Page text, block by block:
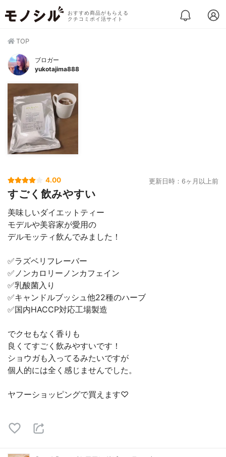
おすすめ商品がもらえる
クチコミポイ活サイト
TOP
ブロガー
yukotajima888
4.00 更新日時：6ヶ月以上前
すごく飲みやすい
美味しいダイエットティー
モデルや美容家が愛用の
デルモッティ飲んでみました！
✅ラズベリフレーバー
✅ノンカロリーノンカフェイン
✅乳酸菌入り
✅キャンドルブッシュ他22種のハーブ
✅国内HACCP対応工場製造
でクセもなく香りも
良くてすごく飲みやすいです！
ショウガも入ってるみたいですが
個人的には全く感じませんでした。
ヤフーショッピングで買えます♡